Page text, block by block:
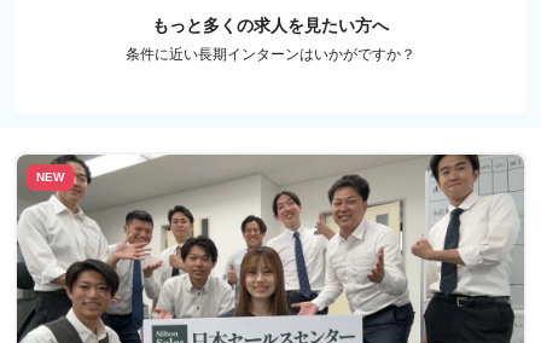
もっと多くの求人を見たい方へ
条件に近い長期インターンはいかがですか？
NEW